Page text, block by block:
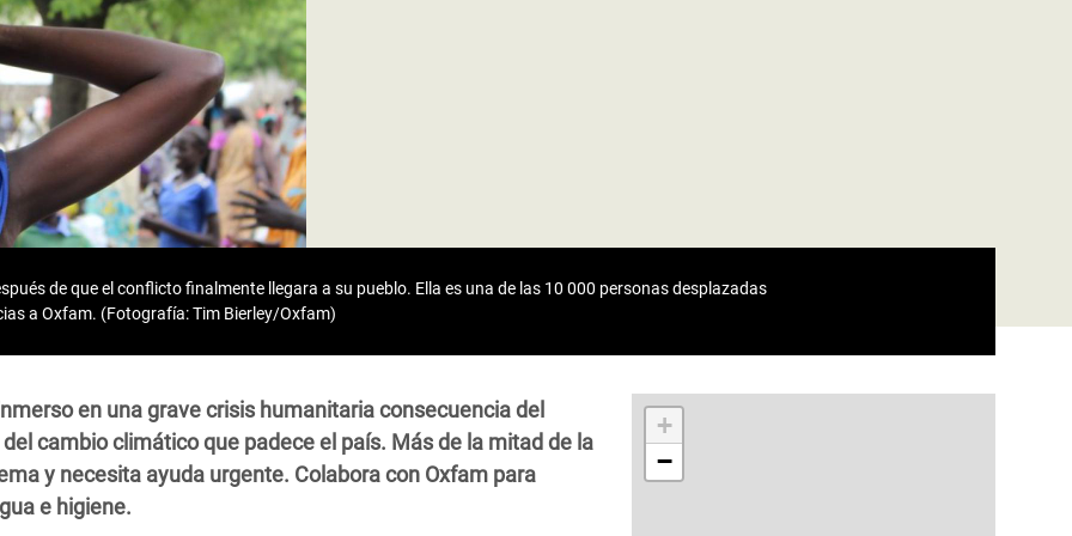
y Alimentaria
Oriental
Personas Refugiadas
del Sur
Refugiados Rohinyá
Yemen
de que el conflicto finalmente llegara a su pueblo. Ella es una de las 10 000 personas desplazadas
a Oxfam. (Fotografía: Tim Bierley/Oxfam)
+
−
en una grave crisis humanitaria consecuencia del
cambio climático que padece el país. Más de la mitad de la
y necesita ayuda urgente. Colabora con Oxfam para
e higiene.